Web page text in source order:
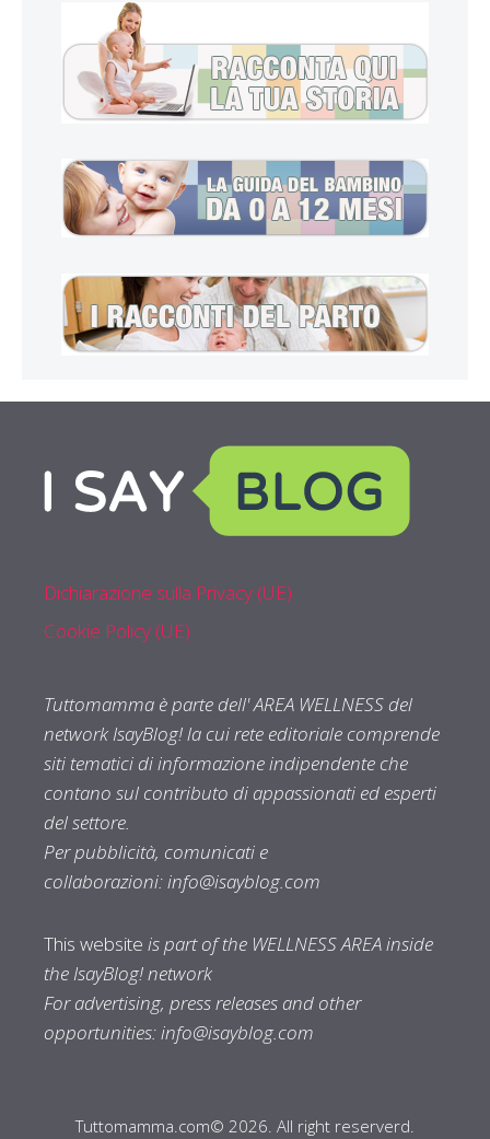
Dichiarazione sulla Privacy (UE)
Cookie Policy (UE)
Tuttomamma è parte dell' AREA WELLNESS del
network IsayBlog! la cui rete editoriale comprende
siti tematici di informazione indipendente che
contano sul contributo di appassionati ed esperti
del settore.
Per pubblicità, comunicati e
collaborazioni:info@isayblog.com
This website is part of the WELLNESS AREA inside
the IsayBlog! network
For advertising, press releases and other
opportunities:info@isayblog.com
Tuttomamma.com© 2026. All right reserverd.